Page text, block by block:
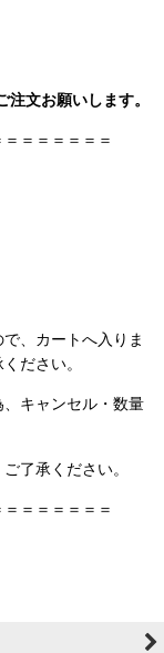
文お願いします。
＝＝＝＝＝＝
、 カートへ入りま
ださい。
、キャンセル・数量
了承ください。
＝＝＝＝＝＝